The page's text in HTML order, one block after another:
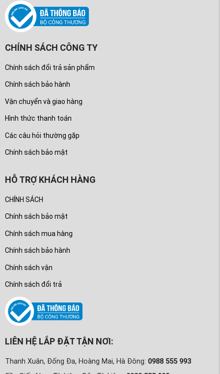
CHÍNH SÁCH CÔNG TY
Chính sách đổi trả sản phẩm
Chính sách bảo hành
Vận chuyển và giao hàng
Hình thức thanh toán
Các câu hỏi thường gặp
Chính sách bảo mật
HỖ TRỢ KHÁCH HÀNG
CHÍNH SÁCH
Chính sách bảo mật
Chính sách mua hàng
Chính sách bảo hành
Chính sách vận
Chính sách đổi trả
LIÊN HỆ LẮP ĐẶT TẬN NƠI:
Thanh Xuân, Đống Đa, Hoàng Mai, Hà Đông: 0988 555 993